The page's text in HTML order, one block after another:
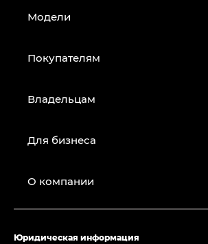
Модели
Покупателям
Владельцам
Для бизнеса
О компании
Юридическая информация